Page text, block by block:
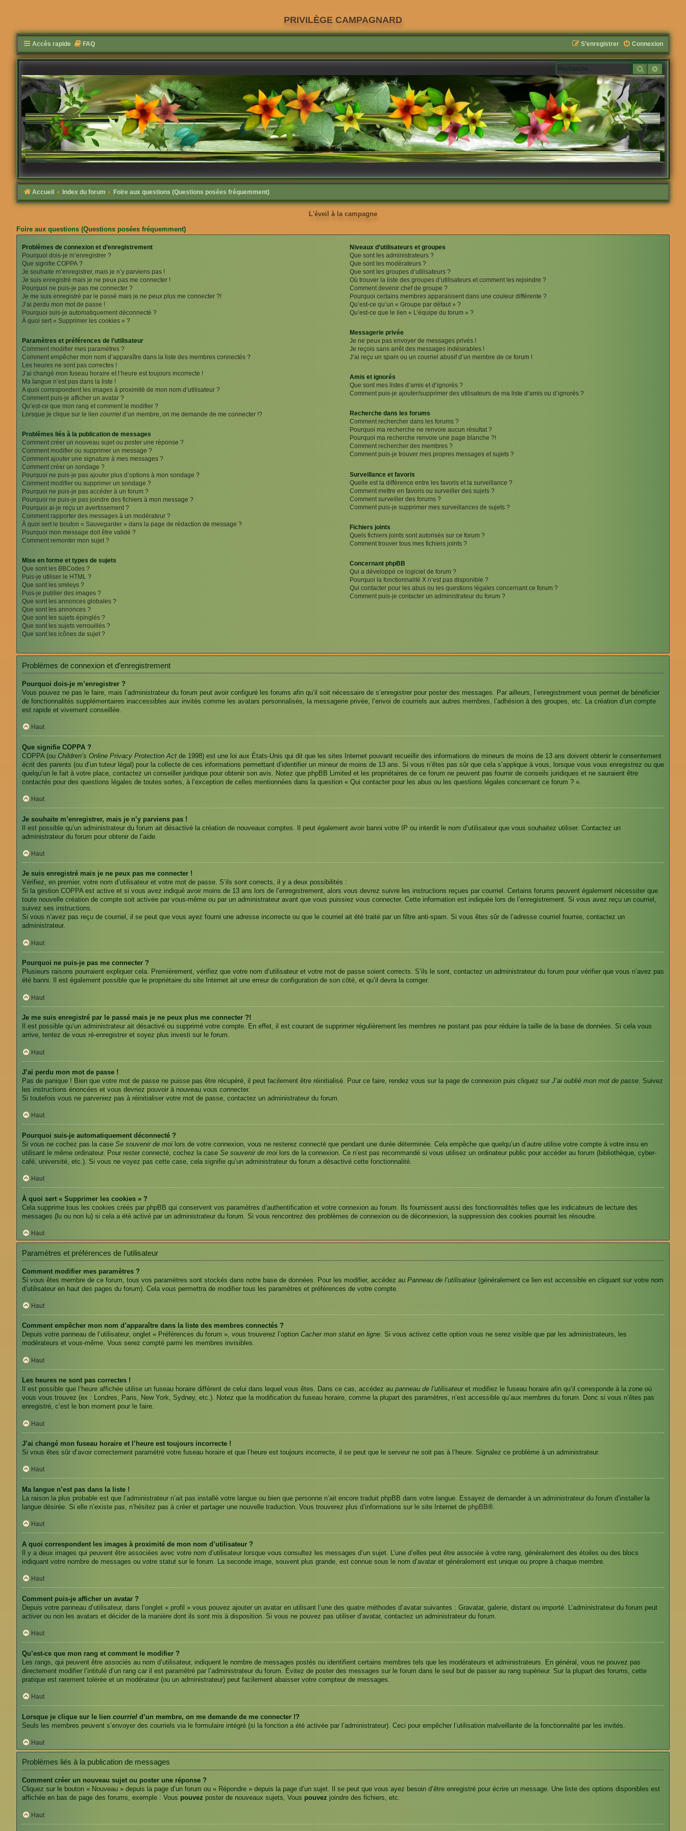
PRIVILÈGE CAMPAGNARD
Accès rapide FAQ Connexion
S’enregistrer
Rechercher
Accueil Index du forum Foire aux questions (Questions posées fréquemment)
L'éveil à la campagne
Foire aux questions (Questions posées fréquemment)
Problèmes de connexion et d’enregistrement
Pourquoi dois-je m’enregistrer ?
Que signifie COPPA ?
Je souhaite m’enregistrer, mais je n’y parviens pas !
Je suis enregistré mais je ne peux pas me connecter !
Pourquoi ne puis-je pas me connecter ?
Je me suis enregistré par le passé mais je ne peux plus me connecter ?!
J’ai perdu mon mot de passe !
Pourquoi suis-je automatiquement déconnecté ?
À quoi sert « Supprimer les cookies » ?
Paramètres et préférences de l’utilisateur
Comment modifier mes paramètres ?
Comment empêcher mon nom d’apparaître dans la liste des membres connectés ?
Les heures ne sont pas correctes !
J’ai changé mon fuseau horaire et l’heure est toujours incorrecte !
Ma langue n’est pas dans la liste !
A quoi correspondent les images à proximité de mon nom d’utilisateur ?
Comment puis-je afficher un avatar ?
Qu’est-ce que mon rang et comment le modifier ?
Lorsque je clique sur le lien courriel d’un membre, on me demande de me connecter !?
Problèmes liés à la publication de messages
Comment créer un nouveau sujet ou poster une réponse ?
Comment modifier ou supprimer un message ?
Comment ajouter une signature à mes messages ?
Comment créer un sondage ?
Pourquoi ne puis-je pas ajouter plus d’options à mon sondage ?
Comment modifier ou supprimer un sondage ?
Pourquoi ne puis-je pas accéder à un forum ?
Pourquoi ne puis-je pas joindre des fichiers à mon message ?
Pourquoi ai-je reçu un avertissement ?
Comment rapporter des messages à un modérateur ?
À quoi sert le bouton « Sauvegarder » dans la page de rédaction de message ?
Pourquoi mon message doit être validé ?
Comment remonter mon sujet ?
Mise en forme et types de sujets
Que sont les BBCodes ?
Puis-je utiliser le HTML ?
Que sont les smileys ?
Puis-je publier des images ?
Que sont les annonces globales ?
Que sont les annonces ?
Que sont les sujets épinglés ?
Que sont les sujets verrouillés ?
Que sont les icônes de sujet ?
Niveaux d’utilisateurs et groupes
Que sont les administrateurs ?
Que sont les modérateurs ?
Que sont les groupes d’utilisateurs ?
Où trouver la liste des groupes d’utilisateurs et comment les rejoindre ?
Comment devenir chef de groupe ?
Pourquoi certains membres apparaissent dans une couleur différente ?
Qu’est-ce qu’un « Groupe par défaut » ?
Qu’est-ce que le lien « L’équipe du forum » ?
Messagerie privée
Je ne peux pas envoyer de messages privés !
Je reçois sans arrêt des messages indésirables !
J’ai reçu un spam ou un courriel abusif d’un membre de ce forum !
Amis et ignorés
Que sont mes listes d’amis et d’ignorés ?
Comment puis-je ajouter/supprimer des utilisateurs de ma liste d’amis ou d’ignorés ?
Recherche dans les forums
Comment rechercher dans les forums ?
Pourquoi ma recherche ne renvoie aucun résultat ?
Pourquoi ma recherche renvoie une page blanche ?!
Comment rechercher des membres ?
Comment puis-je trouver mes propres messages et sujets ?
Surveillance et favoris
Quelle est la différence entre les favoris et la surveillance ?
Comment mettre en favoris ou surveiller des sujets ?
Comment surveiller des forums ?
Comment puis-je supprimer mes surveillances de sujets ?
Fichiers joints
Quels fichiers joints sont autorisés sur ce forum ?
Comment trouver tous mes fichiers joints ?
Concernant phpBB
Qui a développé ce logiciel de forum ?
Pourquoi la fonctionnalité X n’est pas disponible ?
Qui contacter pour les abus ou les questions légales concernant ce forum ?
Comment puis-je contacter un administrateur du forum ?
Problèmes de connexion et d’enregistrement
Pourquoi dois-je m’enregistrer ?
Vous pouvez ne pas le faire, mais l’administrateur du forum peut avoir configuré les forums afin qu’il soit nécessaire de s’enregistrer pour poster des messages. Par ailleurs, l’enregistrement vous permet de bénéficier
de fonctionnalités supplémentaires inaccessibles aux invités comme les avatars personnalisés, la messagerie privée, l’envoi de courriels aux autres membres, l’adhésion à des groupes, etc. La création d’un compte
est rapide et vivement conseillée.
Haut
Que signifie COPPA ?
COPPA (ou Children’s Online Privacy Protection Act de 1998) est une loi aux États-Unis qui dit que les sites Internet pouvant recueillir des informations de mineurs de moins de 13 ans doivent obtenir le consentement
écrit des parents (ou d’un tuteur légal) pour la collecte de ces informations permettant d’identifier un mineur de moins de 13 ans. Si vous n’êtes pas sûr que cela s’applique à vous, lorsque vous vous enregistrez ou que
quelqu’un le fait à votre place, contactez un conseiller juridique pour obtenir son avis. Notez que phpBB Limited et les propriétaires de ce forum ne peuvent pas fournir de conseils juridiques et ne sauraient être
contactés pour des questions légales de toutes sortes, à l’exception de celles mentionnées dans la question « Qui contacter pour les abus ou les questions légales concernant ce forum ? ».
Haut
Je souhaite m’enregistrer, mais je n’y parviens pas !
Il est possible qu’un administrateur du forum ait désactivé la création de nouveaux comptes. Il peut également avoir banni votre IP ou interdit le nom d’utilisateur que vous souhaitez utiliser. Contactez un
administrateur du forum pour obtenir de l’aide.
Haut
Je suis enregistré mais je ne peux pas me connecter !
Vérifiez, en premier, votre nom d’utilisateur et votre mot de passe. S’ils sont corrects, il y a deux possibilités :
Si la gestion COPPA est active et si vous avez indiqué avoir moins de 13 ans lors de l’enregistrement, alors vous devrez suivre les instructions reçues par courriel. Certains forums peuvent également nécessiter que
toute nouvelle création de compte soit activée par vous-même ou par un administrateur avant que vous puissiez vous connecter. Cette information est indiquée lors de l’enregistrement. Si vous avez reçu un courriel,
suivez ses instructions.
Si vous n’avez pas reçu de courriel, il se peut que vous ayez fourni une adresse incorrecte ou que le courriel ait été traité par un filtre anti-spam. Si vous êtes sûr de l’adresse courriel fournie, contactez un
administrateur.
Haut
Pourquoi ne puis-je pas me connecter ?
Plusieurs raisons pourraient expliquer cela. Premièrement, vérifiez que votre nom d’utilisateur et votre mot de passe soient corrects. S’ils le sont, contactez un administrateur du forum pour vérifier que vous n’avez pas
été banni. Il est également possible que le propriétaire du site Internet ait une erreur de configuration de son côté, et qu’il devra la corriger.
Haut
Je me suis enregistré par le passé mais je ne peux plus me connecter ?!
Il est possible qu’un administrateur ait désactivé ou supprimé votre compte. En effet, il est courant de supprimer régulièrement les membres ne postant pas pour réduire la taille de la base de données. Si cela vous
arrive, tentez de vous ré-enregistrer et soyez plus investi sur le forum.
Haut
J’ai perdu mon mot de passe !
Pas de panique ! Bien que votre mot de passe ne puisse pas être récupéré, il peut facilement être réinitialisé. Pour ce faire, rendez vous sur la page de connexion puis cliquez sur J’ai oublié mon mot de passe. Suivez
les instructions énoncées et vous devriez pouvoir à nouveau vous connecter.
Si toutefois vous ne parveniez pas à réinitialiser votre mot de passe, contactez un administrateur du forum.
Haut
Pourquoi suis-je automatiquement déconnecté ?
Si vous ne cochez pas la case Se souvenir de moi lors de votre connexion, vous ne resterez connecté que pendant une durée déterminée. Cela empêche que quelqu’un d’autre utilise votre compte à votre insu en
utilisant le même ordinateur. Pour rester connecté, cochez la case Se souvenir de moi lors de la connexion. Ce n’est pas recommandé si vous utilisez un ordinateur public pour accéder au forum (bibliothèque, cyber-
café, université, etc.). Si vous ne voyez pas cette case, cela signifie qu’un administrateur du forum a désactivé cette fonctionnalité.
Haut
À quoi sert « Supprimer les cookies » ?
Cela supprime tous les cookies créés par phpBB qui conservent vos paramètres d’authentification et votre connexion au forum. Ils fournissent aussi des fonctionnalités telles que les indicateurs de lecture des
messages (lu ou non lu) si cela a été activé par un administrateur du forum. Si vous rencontrez des problèmes de connexion ou de déconnexion, la suppression des cookies pourrait les résoudre.
Haut
Paramètres et préférences de l’utilisateur
Comment modifier mes paramètres ?
Si vous êtes membre de ce forum, tous vos paramètres sont stockés dans notre base de données. Pour les modifier, accédez au Panneau de l’utilisateur(généralement ce lien est accessible en cliquant sur votre nom
d’utilisateur en haut des pages du forum). Cela vous permettra de modifier tous les paramètres et préférences de votre compte.
Haut
Comment empêcher mon nom d’apparaître dans la liste des membres connectés ?
Depuis votre panneau de l’utilisateur, onglet « Préférences du forum », vous trouverez l’option Cacher mon statut en ligne. Si vous activez cette option vous ne serez visible que par les administrateurs, les
modérateurs et vous-même. Vous serez compté parmi les membres invisibles.
Haut
Les heures ne sont pas correctes !
Il est possible que l’heure affichée utilise un fuseau horaire différent de celui dans lequel vous êtes. Dans ce cas, accédez au panneau de l’utilisateuret modifiez le fuseau horaire afin qu’il corresponde à la zone où
vous vous trouvez (ex : Londres, Paris, New York, Sydney, etc.). Notez que la modification du fuseau horaire, comme la plupart des paramètres, n’est accessible qu’aux membres du forum. Donc si vous n’êtes pas
enregistré, c’est le bon moment pour le faire.
Haut
J’ai changé mon fuseau horaire et l’heure est toujours incorrecte !
Si vous êtes sûr d’avoir correctement paramétré votre fuseau horaire et que l’heure est toujours incorrecte, il se peut que le serveur ne soit pas à l’heure. Signalez ce problème à un administrateur.
Haut
Ma langue n’est pas dans la liste !
La raison la plus probable est que l’administrateur n’ait pas installé votre langue ou bien que personne n’ait encore traduit phpBB dans votre langue. Essayez de demander à un administrateur du forum d’installer la
langue désirée. Si elle n’existe pas, n’hésitez pas à créer et partager une nouvelle traduction. Vous trouverez plus d’informations sur le site Internet de phpBB®.
Haut
A quoi correspondent les images à proximité de mon nom d’utilisateur ?
Il y a deux images qui peuvent être associées avec votre nom d’utilisateur lorsque vous consultez les messages d’un sujet. L’une d’elles peut être associée à votre rang, généralement des étoiles ou des blocs
indiquant votre nombre de messages ou votre statut sur le forum. La seconde image, souvent plus grande, est connue sous le nom d’avatar et généralement est unique ou propre à chaque membre.
Haut
Comment puis-je afficher un avatar ?
Depuis votre panneau d’utilisateur, dans l’onglet « profil » vous pouvez ajouter un avatar en utilisant l’une des quatre méthodes d’avatar suivantes : Gravatar, galerie, distant ou importé. L’administrateur du forum peut
activer ou non les avatars et décider de la manière dont ils sont mis à disposition. Si vous ne pouvez pas utiliser d’avatar, contactez un administrateur du forum.
Haut
Qu’est-ce que mon rang et comment le modifier ?
Les rangs, qui peuvent être associés au nom d’utilisateur, indiquent le nombre de messages postés ou identifient certains membres tels que les modérateurs et administrateurs. En général, vous ne pouvez pas
directement modifier l’intitulé d’un rang car il est paramétré par l’administrateur du forum. Évitez de poster des messages sur le forum dans le seul but de passer au rang supérieur. Sur la plupart des forums, cette
pratique est rarement tolérée et un modérateur (ou un administrateur) peut facilement abaisser votre compteur de messages.
Haut
Lorsque je clique sur le lien courriel d’un membre, on me demande de me connecter !?
Seuls les membres peuvent s’envoyer des courriels via le formulaire intégré (si la fonction a été activée par l’administrateur). Ceci pour empêcher l’utilisation malveillante de la fonctionnalité par les invités.
Haut
Problèmes liés à la publication de messages
Comment créer un nouveau sujet ou poster une réponse ?
Cliquez sur le bouton « Nouveau » depuis la page d’un forum ou « Répondre » depuis la page d’un sujet. Il se peut que vous ayez besoin d’être enregistré pour écrire un message. Une liste des options disponibles est
affichée en bas de page des forums, exemple : Vous pouvez poster de nouveaux sujets, Vous pouvez joindre des fichiers, etc.
Haut